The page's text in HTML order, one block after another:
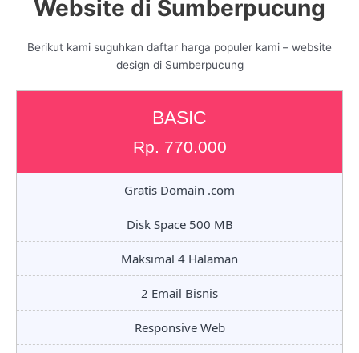
Website di Sumberpucung
Berikut kami suguhkan daftar harga populer kami – website
design di Sumberpucung
BASIC
Rp. 770.000
Gratis Domain .com
Disk Space 500 MB
Maksimal 4 Halaman
2 Email Bisnis
Responsive Web